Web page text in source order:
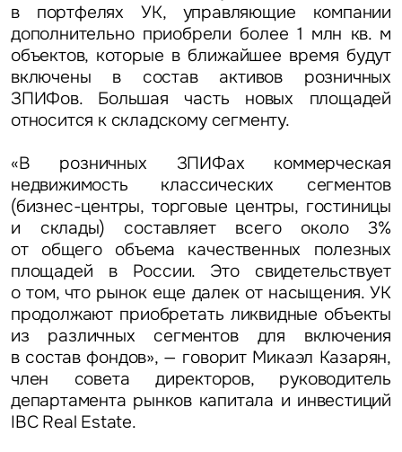
в портфелях УК, управляющие компании
дополнительно приобрели более 1 млн кв. м
объектов, которые в ближайшее время будут
включены в состав активов розничных
ЗПИФов. Большая часть новых площадей
относится к складскому сегменту.
«В розничных ЗПИФах коммерческая
недвижимость классических сегментов
(бизнес-центры, торговые центры, гостиницы
и склады) составляет всего около 3%
от общего объема качественных полезных
площадей в России. Это свидетельствует
о том, что рынок еще далек от насыщения. УК
продолжают приобретать ликвидные объекты
из различных сегментов для включения
в состав фондов», — говорит Микаэл Казарян,
член совета директоров, руководитель
департамента рынков капитала и инвестиций
IBC Real Estate.